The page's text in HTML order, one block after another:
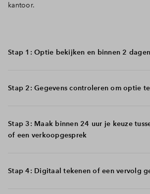
kantoor.
Stap 1: Optie bekijken en binnen 2
bouwnummer je een optie hebt
Stap 2: Gegevens controleren om optie
gegevens van je nodig. Vul deze
zeker weet dat jouw bouwnummer
Stap 3: Maak binnen 24 uur je keuze
of een verkoopgesprek
24 uur een keuze tussen meteen
Stap 4: Digitaal tekenen of een vervolg